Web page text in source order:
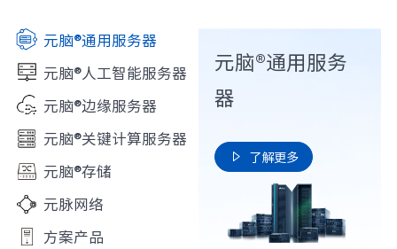
元脑®通用服务器
元脑®人工智能服务器
元脑®边缘服务器
元脑®关键计算服务器
元脑®存储
元脉网络
方案产品
元脑®通用服务
器
 了解更多